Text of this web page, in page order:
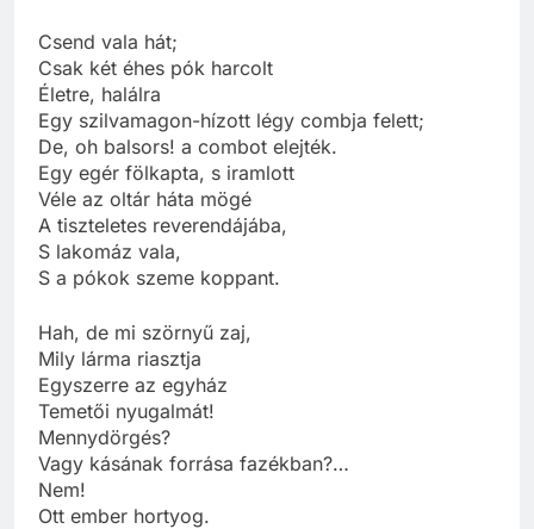
Csend vala hát;
Csak két éhes pók harcolt
Életre, halálra
Egy szilvamagon-hízott légy combja felett;
De, oh balsors! a combot elejték.
Egy egér fölkapta, s iramlott
Véle az oltár háta mögé
A tiszteletes reverendájába,
S lakomáz vala,
S a pókok szeme koppant.
Hah, de mi szörnyű zaj,
Mily lárma riasztja
Egyszerre az egyház
Temetői nyugalmát!
Mennydörgés?
Vagy kásának forrása fazékban?…
Nem!
Ott ember hortyog.